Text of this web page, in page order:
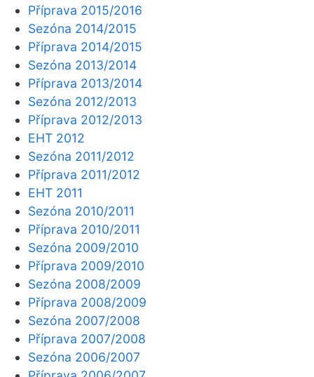
Příprava 2015/2016
Sezóna 2014/2015
Příprava 2014/2015
Sezóna 2013/2014
Příprava 2013/2014
Sezóna 2012/2013
Příprava 2012/2013
EHT 2012
Sezóna 2011/2012
Příprava 2011/2012
EHT 2011
Sezóna 2010/2011
Příprava 2010/2011
Sezóna 2009/2010
Příprava 2009/2010
Sezóna 2008/2009
Příprava 2008/2009
Sezóna 2007/2008
Příprava 2007/2008
Sezóna 2006/2007